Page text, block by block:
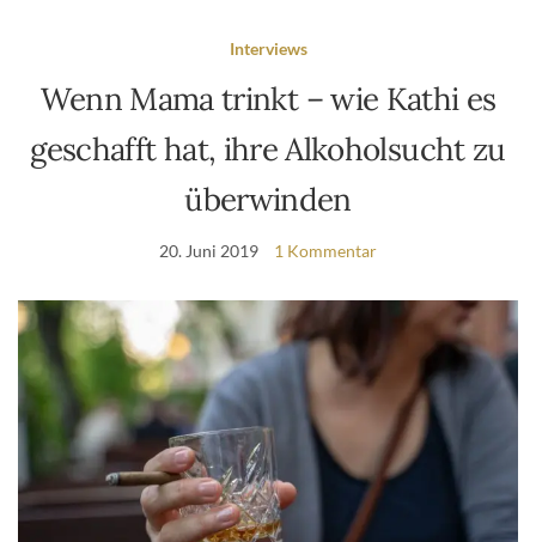
Interviews
Wenn Mama trinkt – wie Kathi es
geschafft hat, ihre Alkoholsucht zu
überwinden
20. Juni 2019 1 Kommentar